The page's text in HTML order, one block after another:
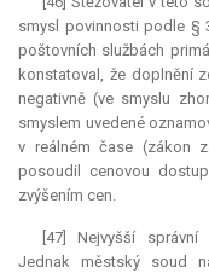
smysl povinnosti podle §
poštovních službách
konstatoval, že doplnění
negativně (ve smyslu
smyslem uvedené
v reálném čase (zákon
posoudil cenovou
zvýšením cen.
[47] Nejvyšší
Jednak městský soud